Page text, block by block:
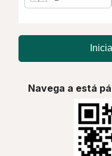
Navega a está